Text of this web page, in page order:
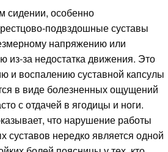
сидении, особенно
подвздошные суставы
напряжению или
из-за недостатка движения. Это
и воспалению суставной капсулы
в виде болезненных ощущений
с отдачей в ягодицы и ноги.
что нарушение работы
суставов нередко является одной